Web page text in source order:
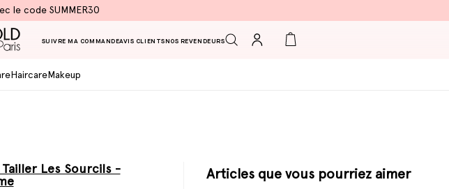
le code SUMMER30
SUIVRE MA COMMANDEAVIS CLIENTSNOS REVENDEURS Connexion Panier
HaircareMakeup
Les Sourcils -
Articles que vous pourriez aimer